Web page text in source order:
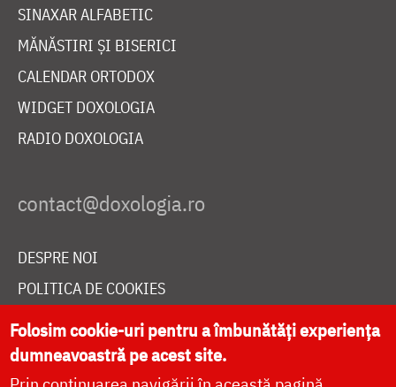
SINAXAR ALFABETIC
MĂNĂSTIRI ȘI BISERICI
CALENDAR ORTODOX
WIDGET DOXOLOGIA
RADIO DOXOLOGIA
DESPRE NOI
POLITICA DE COOKIES
DONEAZĂ ONLINE PENTRU CATEDRALA NAȚIONALĂ
Folosim cookie-uri pentru a îmbunătăți experiența
dumneavoastră pe acest site.